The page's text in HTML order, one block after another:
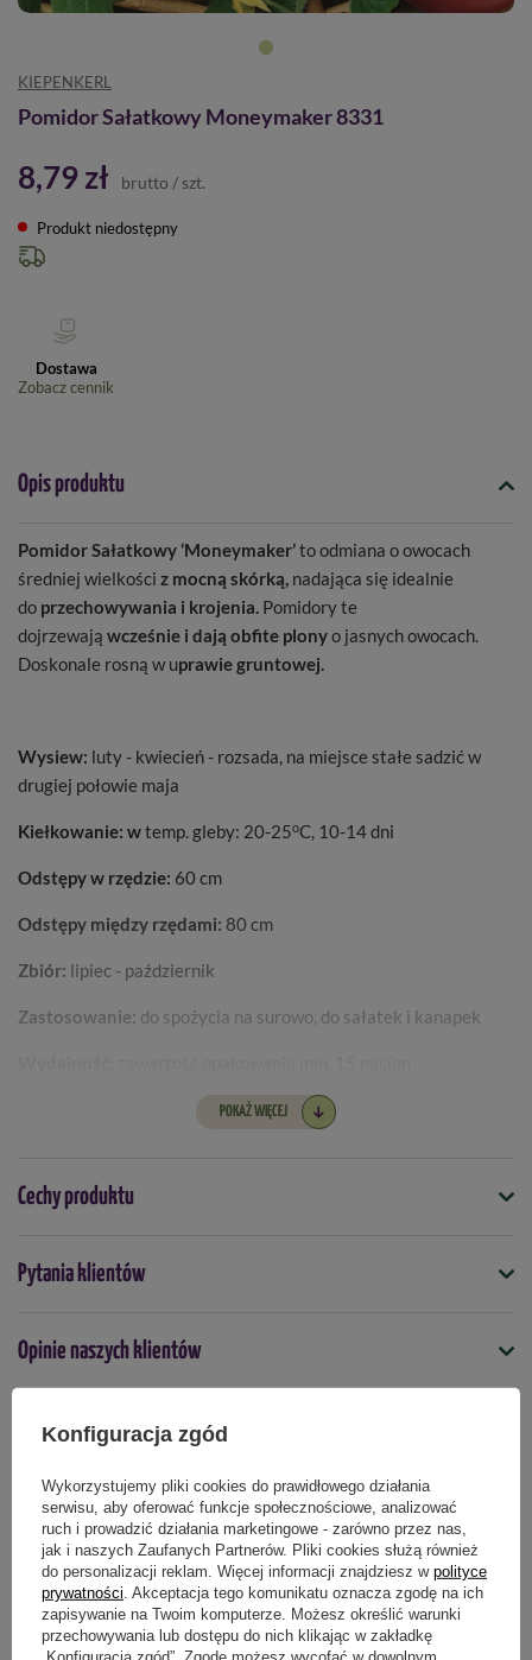
KIEPENKERL
Pomidor Sałatkowy Moneymaker 8331
8,79 zł brutto / szt.
Produkt niedostępny
Dostawa
Zobacz cennik
Opis produktu
Pomidor Sałatkowy ‘Moneymaker’to odmiana o owocach
średniej wielkości z mocną skórką, nadająca się idealnie
do przechowywania i krojenia. Pomidory te
dojrzewają wcześnie i dają obfite plonyo jasnych owocach.
Doskonale rosną w uprawie gruntowej.
Wysiew: luty - kwiecień - rozsada, na miejsce stałe sadzić w
drugiej połowie maja
Kiełkowanie: wtemp. gleby: 20-25oC, 10-14 dni
Odstępy w rzędzie: 60 cm
Odstępy między rzędami: 80 cm
Zbiór: lipiec - październik
Zastosowanie: do spożycia na surowo, do sałatek i kanapek
Solanum lycopersicum
POKAŻ WIĘCEJ
Cechy produktu
Symbol
4000159083318
nie
nie dotyczy
Termin wysiewu
luty marzec kwiecień maj
Podmiot odpowiedzialny za ten produkt na terenie UE Więcej
Pytania klientów
Opinie naszych klientów
Konfiguracja zgód
Wykorzystujemy pliki cookies do prawidłowego działania
serwisu, aby oferować funkcje społecznościowe, analizować
ruch i prowadzić działania marketingowe - zarówno przez nas,
jak i naszych Zaufanych Partnerów. Pliki cookies służą również
do personalizacji reklam. Więcej informacji znajdziesz w polityce
prywatności . Akceptacja tego komunikatu oznacza zgodę na ich
zapisywanie na Twoim komputerze. Możesz określić warunki
przechowywania lub dostępu do nich klikając w zakładkę